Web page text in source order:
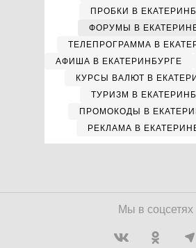
ПРОБКИ В
ФОРУМЫ В
ТЕЛЕПРОГРАММА В
АФИША В ЕКАТЕРИНБУРГЕ
КУРСЫ ВАЛЮТ В
ТУРИЗМ В
ПРОМОКОДЫ В
РЕКЛАМА В
Мы в соцсетях